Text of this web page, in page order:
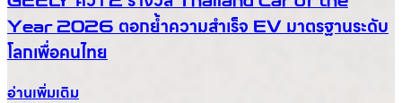
Year 2026 ตอกย้ำความสำเร็จ EV มาตรฐานระดับ
โลกเพื่อคนไทย
อ่านเพิ่มเติม